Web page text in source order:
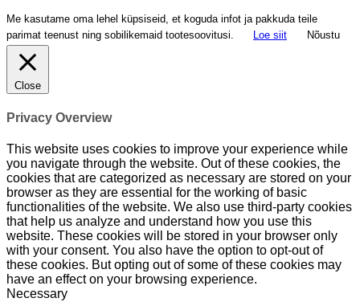
Me kasutame oma lehel küpsiseid, et koguda infot ja pakkuda teile
parimat teenust ning sobilikemaid tootesoovitusi.
Loe siit Nõustu
Close
Privacy Overview
This website uses cookies to improve your experience while
you navigate through the website. Out of these cookies, the
cookies that are categorized as necessary are stored on your
browser as they are essential for the working of basic
functionalities of the website. We also use third-party cookies
that help us analyze and understand how you use this
website. These cookies will be stored in your browser only
with your consent. You also have the option to opt-out of
these cookies. But opting out of some of these cookies may
have an effect on your browsing experience.
Necessary